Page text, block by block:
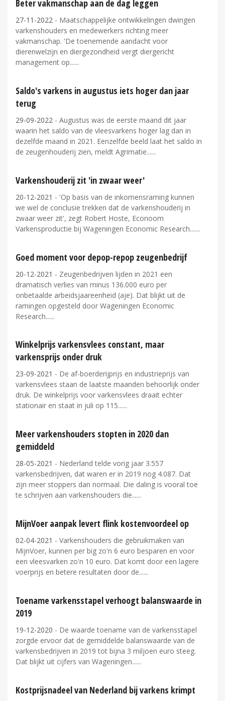
Beter vakmanschap aan de dag leggen
27-11-2022 - Maatschappelijke ontwikkelingen dwingen
varkenshouders en medewerkers richting meer
vakmanschap. 'De toenemende aandacht voor
dierenwelzijn en diergezondheid vergt diergericht
management op...
Saldo's varkens in augustus iets hoger dan jaar
terug
29-09-2022 - Augustus was de eerste maand dit jaar
waarin het saldo van de vleesvarkens hoger lag dan in
dezelfde maand in 2021. Eenzelfde beeld laat het saldo in
de zeugenhouderij zien, meldt Agrimatie...
Varkenshouderij zit 'in zwaar weer'
20-12-2021 - 'Op basis van de inkomensraming kunnen
we wel de conclusie trekken dat de varkenshouderij in
zwaar weer zit', zegt Robert Hoste, Econoom
Varkensproductie bij Wageningen Economic Research....
Goed moment voor depop-repop zeugenbedrijf
20-12-2021 - Zeugenbedrijven lijden in 2021 een
dramatisch verlies van minus 136.000 euro per
onbetaalde arbeidsjaareenheid (aje). Dat blijkt uit de
ramingen opgesteld door Wageningen Economic
Research...
Winkelprijs varkensvlees constant, maar
varkensprijs onder druk
23-09-2021 - De af-boerderijprijs en industrieprijs van
varkensvlees staan de laatste maanden behoorlijk onder
druk. De winkelprijs voor varkensvlees draait echter
stationair en staat in juli op 115...
Meer varkenshouders stopten in 2020 dan
gemiddeld
28-05-2021 - Nederland telde vorig jaar 3.557
varkensbedrijven, dat waren er in 2019 nog 4.087. Dat
zijn meer stoppers dan normaal. Die daling is vooral toe
te schrijven aan varkenshouders die...
MijnVoer aanpak levert flink kostenvoordeel op
02-04-2021 - Varkenshouders die gebruikmaken van
MijnVoer, kunnen per big zo'n 6 euro besparen en voor
een vleesvarken zo'n 10 euro. Dat komt door een lagere
voerprijs en betere resultaten door de...
Toename varkensstapel verhoogt balanswaarde in
2019
19-12-2020 - De waarde toename van de varkensstapel
zorgde ervoor dat de gemiddelde balanswaarde van de
varkensbedrijven in 2019 tot bijna 3 miljoen euro steeg.
Dat blijkt uit cijfers van Wageningen...
Kostprijsnadeel van Nederland bij varkens krimpt